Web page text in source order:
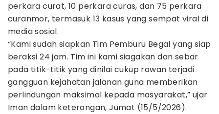
perkara curat, 10 perkara curas, dan 75 perkara
curanmor, termasuk 13 kasus yang sempat viral di
media sosial.
“Kami sudah siapkan Tim Pemburu Begal yang siap
beraksi 24 jam. Tim ini kami siagakan dan sebar
pada titik-titik yang dinilai cukup rawan terjadi
gangguan kejahatan jalanan guna memberikan
perlindungan maksimal kepada masyarakat,” ujar
Iman dalam keterangan, Jumat (15/5/2026).